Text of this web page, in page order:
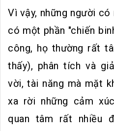
Vì vậy, những người có
có một phần "chiến
công, họ thường rất
thấy), phân tích và
vời, tài năng mà mặt
xa rời những cảm
quan tâm rất nhiều